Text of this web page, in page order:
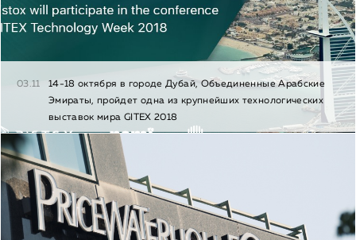
03.11
14-18 октября в городе Дубай, Объединенные Арабские
Эмираты, пройдет одна из крупнейших технологических
выставок мира GITEX 2018